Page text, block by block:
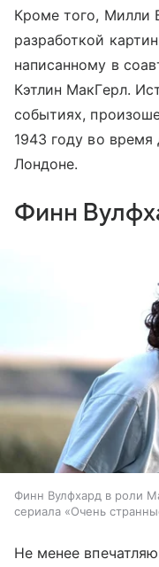
Кроме того, Милли
разработкой
написанному в
Кэтлин МакГерл.
событиях,
1943 году во
Лондоне.
Финн
Финн Вулфхард в роли
сериала «Очень
Не менее